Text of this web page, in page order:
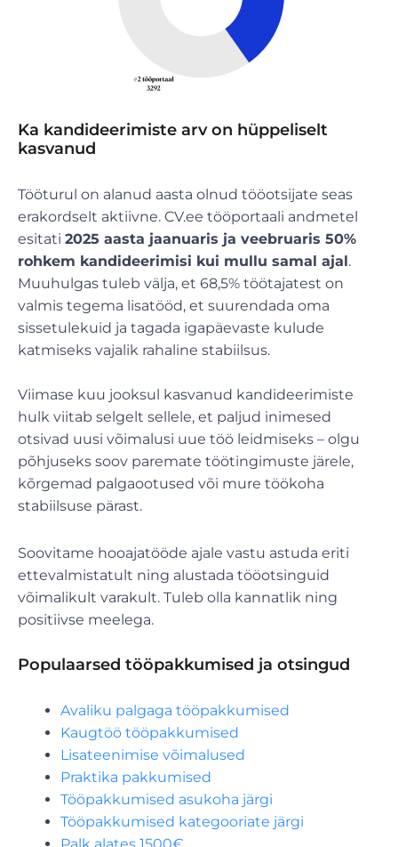
Ka kandideerimiste arv on hüppeliselt
kasvanud
Tööturul on alanud aasta olnud tööotsijate seas
erakordselt aktiivne. CV.ee tööportaali andmetel
esitati 2025 aasta jaanuaris ja veebruaris 50%
rohkem kandideerimisi kui mullu samal ajal.
Muuhulgas tuleb välja, et 68,5% töötajatest on
valmis tegema lisatööd, et suurendada oma
sissetulekuid ja tagada igapäevaste kulude
katmiseks vajalik rahaline stabiilsus.
Viimase kuu jooksul kasvanud kandideerimiste
hulk viitab selgelt sellele, et paljud inimesed
otsivad uusi võimalusi uue töö leidmiseks – olgu
põhjuseks soov paremate töötingimuste järele,
kõrgemad palgaootused või mure töökoha
stabiilsuse pärast.
Soovitame hooajatööde ajale vastu astuda eriti
ettevalmistatult ning alustada tööotsinguid
võimalikult varakult. Tuleb olla kannatlik ning
positiivse meelega.
Populaarsed tööpakkumised ja otsingud
Avaliku palgaga tööpakkumised
Kaugtöö tööpakkumised
Lisateenimise võimalused
Praktika pakkumised
Tööpakkumised asukoha järgi
Tööpakkumised kategooriate järgi